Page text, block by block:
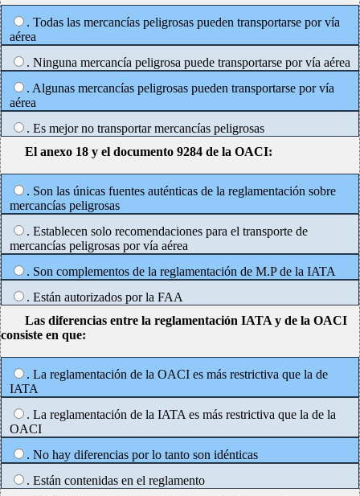
. Todas las mercancías peligrosas pueden transportarse por vía
aérea
. Ninguna mercancía peligrosa puede transportarse por vía aérea
. Algunas mercancías peligrosas pueden transportarse por vía
aérea
. Es mejor no transportar mercancías peligrosas
El anexo 18 y el documento 9284 de la OACI:
. Son las únicas fuentes auténticas de la reglamentación sobre
mercancías peligrosas
. Establecen solo recomendaciones para el transporte de
mercancías peligrosas por vía aérea
. Son complementos de la reglamentación de M.P de la IATA
. Están autorizados por la FAA
Las diferencias entre la reglamentación IATA y de la OACI
consiste en que:
. La reglamentación de la OACI es más restrictiva que la de
IATA
. La reglamentación de la IATA es más restrictiva que la de la
OACI
. No hay diferencias por lo tanto son idénticas
. Están contenidas en el reglamento